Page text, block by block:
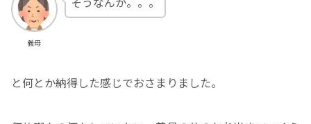
義母
と何とか納得した感じでおさまりました。